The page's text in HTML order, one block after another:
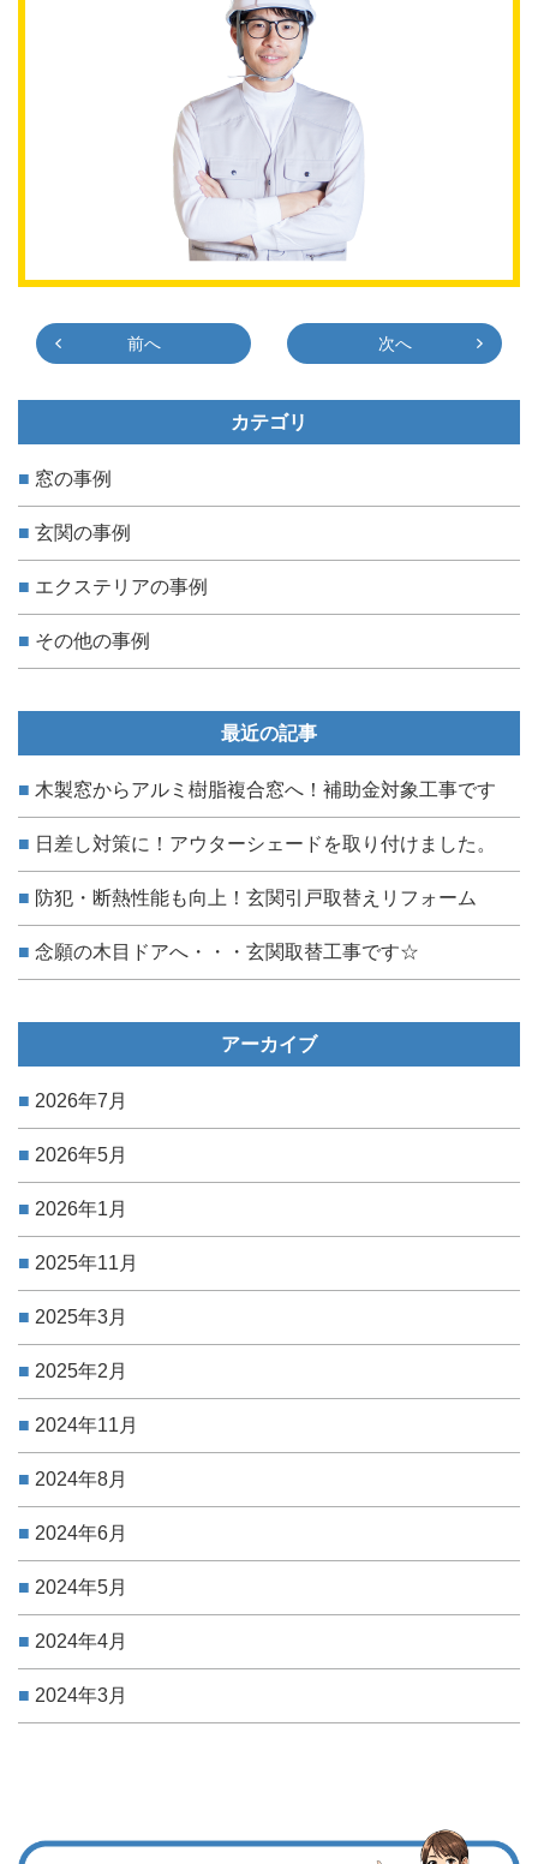
前へ 次へ
カテゴリ
窓の事例
玄関の事例
エクステリアの事例
その他の事例
最近の記事
木製窓からアルミ樹脂複合窓へ！補助金対象工事です
日差し対策に！アウターシェードを取り付けました。
防犯・断熱性能も向上！玄関引戸取替えリフォーム
念願の木目ドアへ・・・玄関取替工事です☆
アーカイブ
2026年7月
2026年5月
2026年1月
2025年11月
2025年3月
2025年2月
2024年11月
2024年8月
2024年6月
2024年5月
2024年4月
2024年3月